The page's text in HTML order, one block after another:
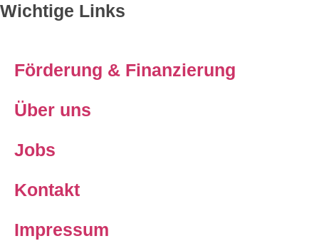
Wichtige Links
Förderung & Finanzierung
Über uns
Jobs
Kontakt
Impressum